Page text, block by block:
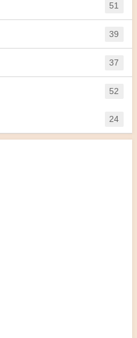
51
39
37
52
24